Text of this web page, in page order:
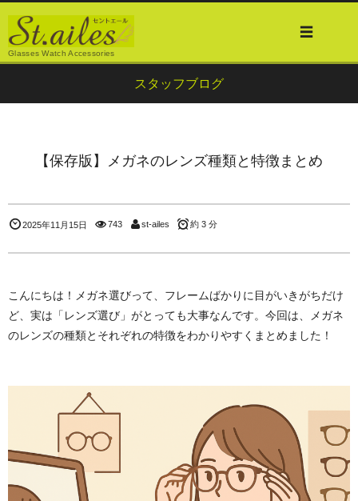
Glasses Watch Accessories
スタッフブログ
【保存版】メガネのレンズ種類と特徴まとめ
2025年11月15日 743 st-ailes 約 3 分
こんにちは！メガネ選びって、フレームばかりに目がいきがちだけ
ど、実は「レンズ選び」がとっても大事なんです。今回は、メガネ
のレンズの種類とそれぞれの特徴をわかりやすくまとめました！